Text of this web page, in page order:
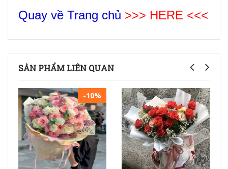
Quay về Trang chủ >>> HERE <<<
SẢN PHẨM LIÊN QUAN
-10%